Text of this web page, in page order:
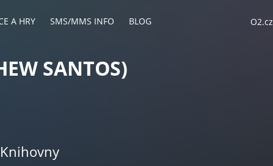
A HRY SMS/MMS INFO BLOG O2.cz
SANTOS)